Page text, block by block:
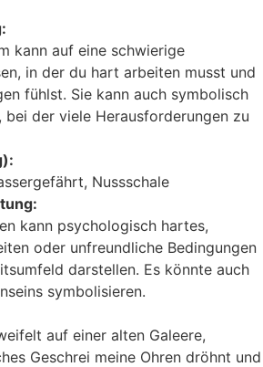
kann auf eine schwierige
in der du hart arbeiten musst und
fühlst. Sie kann auch symbolisch
bei der viele Herausforderungen zu
Nussschale
kann psychologisch hartes,
oder unfreundliche Bedingungen
darstellen. Es könnte auch
symbolisieren.
auf einer alten Galeere,
Geschrei meine Ohren dröhnt und